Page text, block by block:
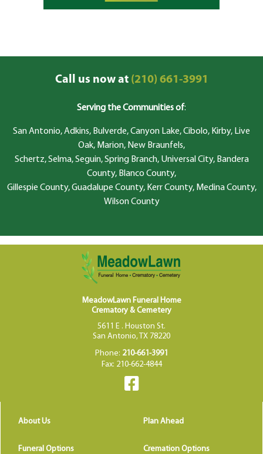
Call us now at(210) 661-3991
Serving the Communities of:
San Antonio, Adkins, Bulverde, Canyon Lake, Cibolo, Kirby, Live
Oak, Marion, New Braunfels,
Schertz, Selma, Seguin, Spring Branch, Universal City, Bandera
County, Blanco County,
Gillespie County, Guadalupe County, Kerr County, Medina County,
Wilson County
MeadowLawn Funeral Home
Crematory & Cemetery
5611 E . Houston St.
San Antonio, TX 78220
Phone: 210-661-3991
Fax: 210-662-4844
About Us Plan Ahead
Funeral Options Cremation Options